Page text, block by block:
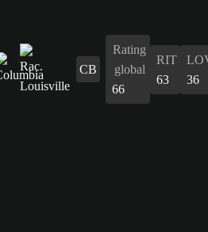
CB
Rating
global
66
RIT
63
36